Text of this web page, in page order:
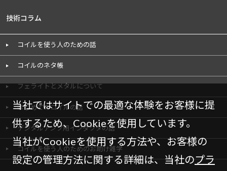
当社ではサイトでの最適な体験をお客様に提
供するため、Cookieを使用しています。
当社がCookieを使用する方法や、お客様の
設定の管理方法に関する詳細は、当社のプラ
技術コラム
コイルを使う人のための話
コイルのネタ帳
フェライトとメタルについて
はじめてのコイルの話
デジタルアンプ用インダクタの話
コイルを使う人のためのお助け雑学